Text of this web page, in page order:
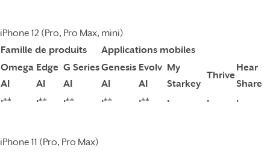
iPhone 12 (Pro, Pro Max, mini)
Famille de produits
Applications mobiles
Omega
AI
Edge
AI
G Series
AI
Genesis
AI
Evolv
AI
My
Starkey
Thrive
Hear
Share
•**
•** •** •** •** • • •
iPhone 11 (Pro, Pro Max)